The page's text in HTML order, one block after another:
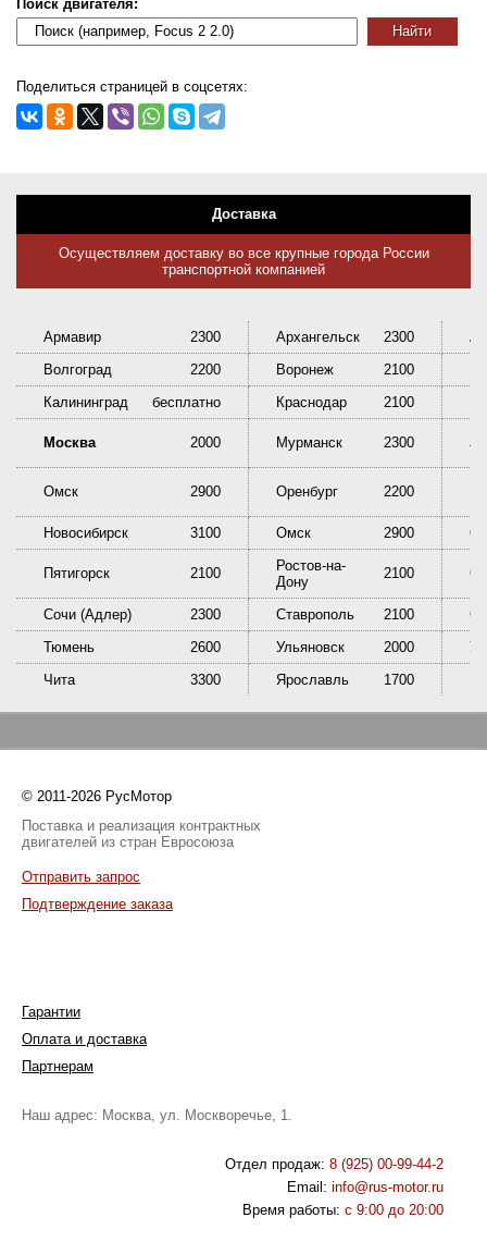
Поиск двигателя:
Поделиться страницей в соцсетях:
Доставка
Осуществляем доставку во все крупные города России
транспортной компанией
Армавир 2300 Архангельск 2300
Волгоград
2200 Воронеж 2100
Калининград
бесплатно Краснодар 2100
Москва 2000 Мурманск 2300
Омск 2900 Оренбург 2200
Новосибирск 3100 Омск 2900
Пятигорск 2100
Ростов-на-
Дону
2100
Сочи (Адлер) 2300 Ставрополь 2100
Тюмень
2600 Ульяновск 2000
Чита
3300 Ярославль 1700
© 2011-2026 РусМотор
Поставка и реализация контрактных
двигателей из стран Евросоюза
Отправить запрос
Подтверждение заказа
Гарантии
Оплата и доставка
Партнерам
Наш адрес: Москва, ул. Москворечье, 1.
Отдел продаж: 8 (925) 00-99-44-2
Email: info@rus-motor.ru
Время работы: с 9:00 до 20:00